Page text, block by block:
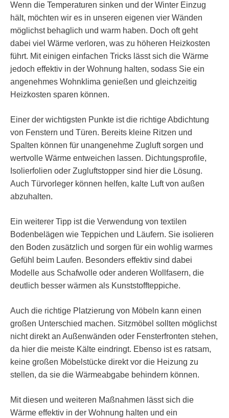
Wenn die Temperaturen sinken und der Winter Einzug
hält, möchten wir es in unseren eigenen vier Wänden
möglichst behaglich und warm haben. Doch oft geht
dabei viel Wärme verloren, was zu höheren Heizkosten
führt. Mit einigen einfachen Tricks lässt sich die Wärme
jedoch effektiv in der Wohnung halten, sodass Sie ein
angenehmes Wohnklima genießen und gleichzeitig
Heizkosten sparen können.
Einer der wichtigsten Punkte ist die richtige Abdichtung
von Fenstern und Türen. Bereits kleine Ritzen und
Spalten können für unangenehme Zugluft sorgen und
wertvolle Wärme entweichen lassen. Dichtungsprofile,
Isolierfolien oder Zugluftstopper sind hier die Lösung.
Auch Türvorleger können helfen, kalte Luft von außen
abzuhalten.
Ein weiterer Tipp ist die Verwendung von textilen
Bodenbelägen wie Teppichen und Läufern. Sie isolieren
den Boden zusätzlich und sorgen für ein wohlig warmes
Gefühl beim Laufen. Besonders effektiv sind dabei
Modelle aus Schafwolle oder anderen Wollfasern, die
deutlich besser wärmen als Kunststoffteppiche.
Auch die richtige Platzierung von Möbeln kann einen
großen Unterschied machen. Sitzmöbel sollten möglichst
nicht direkt an Außenwänden oder Fensterfronten stehen,
da hier die meiste Kälte eindringt. Ebenso ist es ratsam,
keine großen Möbelstücke direkt vor die Heizung zu
stellen, da sie die Wärmeabgabe behindern können.
Mit diesen und weiteren Maßnahmen lässt sich die
Wärme effektiv in der Wohnung halten und ein